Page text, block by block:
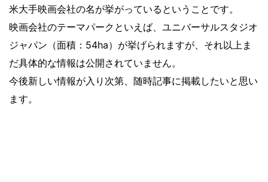
米大手映画会社の名が挙がっているということです。
映画会社のテーマパークといえば、ユニバーサルスタジオ
ジャパン（面積：54ha）が挙げられますが、それ以上ま
だ具体的な情報は公開されていません。
今後新しい情報が入り次第、随時記事に掲載したいと思い
ます。